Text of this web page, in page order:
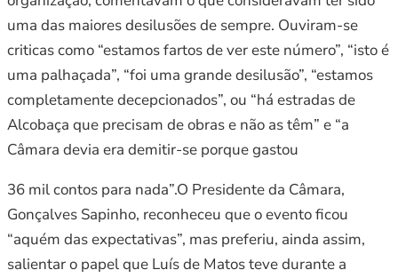
uma das maiores desilusões de sempre. Ouviram-se
criticas como “estamos fartos de ver este número”, “isto é
uma palhaçada”, “foi uma grande desilusão”, “estamos
completamente decepcionados”, ou “há estradas de
Alcobaça que precisam de obras e não as têm” e “a
Câmara devia era demitir-se porque gastou
36 mil contos para nada”.O Presidente da Câmara,
Gonçalves Sapinho, reconheceu que o evento ficou
“aquém das expectativas”, mas preferiu, ainda assim,
salientar o papel que Luís de Matos teve durante a